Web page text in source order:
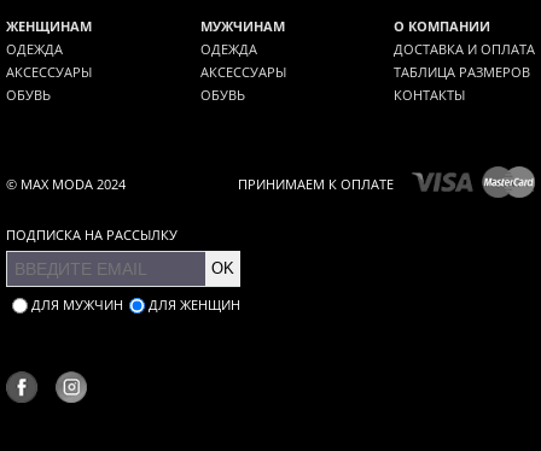
ЖЕНЩИНАМ
ОДЕЖДА
АКСЕССУАРЫ
ОБУВЬ
МУЖЧИНАМ
ОДЕЖДА
АКСЕССУАРЫ
ОБУВЬ
О КОМПАНИИ
ДОСТАВКА И ОПЛАТА
ТАБЛИЦА РАЗМЕРОВ
КОНТАКТЫ
© MAX MODA 2024 ПРИНИМАЕМ К ОПЛАТЕ
ПОДПИСКА НА РАССЫЛКУ
OK
ДЛЯ МУЖЧИН
ДЛЯ ЖЕНЩИН